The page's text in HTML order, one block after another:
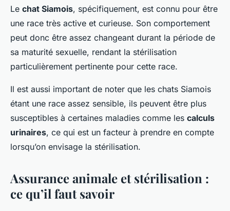
Le chat Siamois, spécifiquement, est connu pour être
une race très active et curieuse. Son comportement
peut donc être assez changeant durant la période de
sa maturité sexuelle, rendant la stérilisation
particulièrement pertinente pour cette race.
Il est aussi important de noter que les chats Siamois
étant une race assez sensible, ils peuvent être plus
susceptibles à certaines maladies comme les calculs
urinaires, ce qui est un facteur à prendre en compte
lorsqu’on envisage la stérilisation.
Assurance animale et stérilisation :
ce qu’il faut savoir